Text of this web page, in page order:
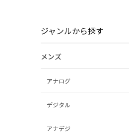
ジャンルから探す
メンズ
アナログ
デジタル
アナデジ